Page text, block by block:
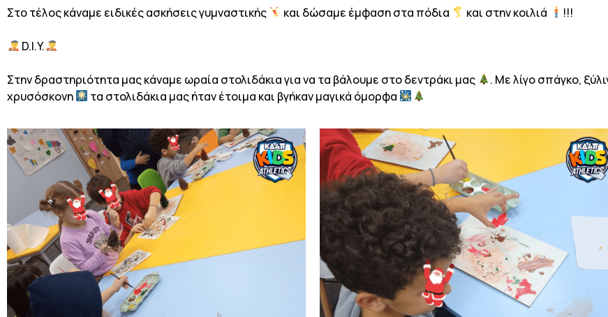
Στο τέλος κάναμε ειδικές ασκήσεις γυμναστικής και δώσαμε έμφαση στα πόδια και στην κοιλιά !!!
D.I.Y.
Στην δραστηριότητα μας κάναμε ωραία στολιδάκια για να τα βάλουμε στο δεντράκι μας . Με λίγο σπάγκο,
χρυσόσκονη
τα στολιδάκια μας ήταν έτοιμα και βγήκαν μαγικά όμορφα